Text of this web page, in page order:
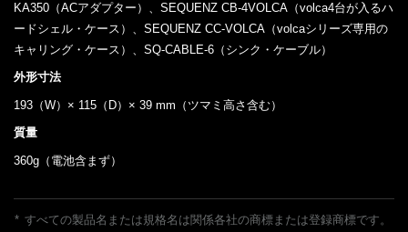
KA350（ACアダプター）、SEQUENZ CB-4VOLCA（volca4台が入るハ
ードシェル・ケース）、SEQUENZ CC-VOLCA（volcaシリーズ専用の
キャリング・ケース）、SQ-CABLE-6（シンク・ケーブル）
外形寸法
193（W）× 115（D）× 39 mm（ツマミ高さ含む）
質量
360g（電池含まず）
* すべての製品名または規格名は関係各社の商標または登録商標です。